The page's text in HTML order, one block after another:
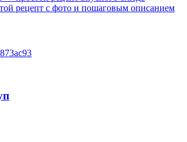
рецепт с фото и пошаговым описанием